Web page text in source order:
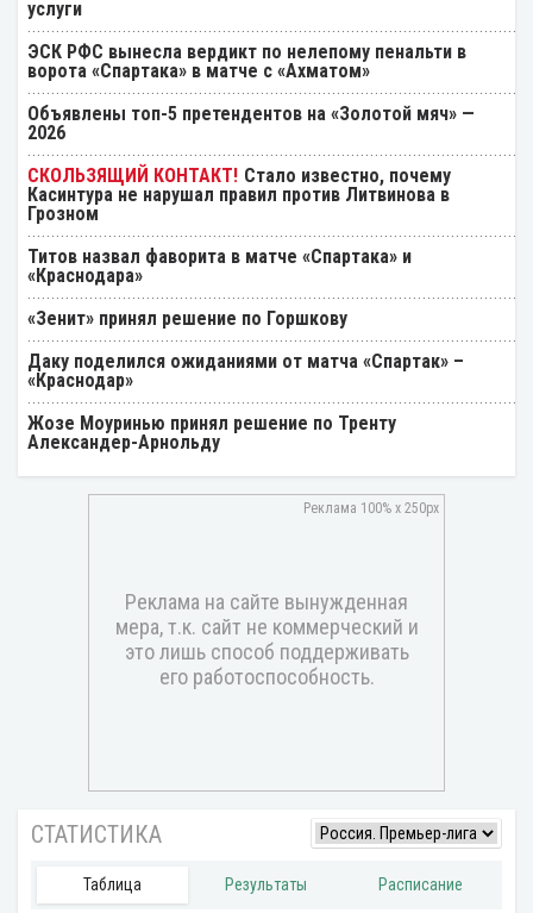
услуги
ЭСК РФС вынесла вердикт по нелепому пенальти в
ворота «Спартака» в матче с «Ахматом»
Объявлены топ-5 претендентов на «Золотой мяч» —
2026
Стало известно, почему
Касинтура не нарушал правил против Литвинова в
Грозном
Титов назвал фаворита в матче «Спартака» и
«Краснодара»
«Зенит» принял решение по Горшкову
Даку поделился ожиданиями от матча «Спартак» –
«Краснодар»
Жозе Моуринью принял решение по Тренту
Александер-Арнольду